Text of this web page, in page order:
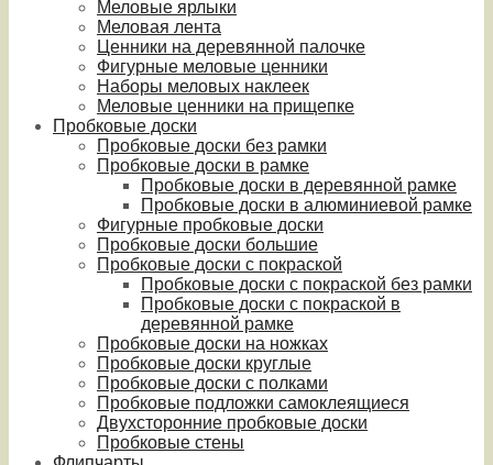
Меловые ярлыки
Меловая лента
Ценники на деревянной палочке
Фигурные меловые ценники
Наборы меловых наклеек
Меловые ценники на прищепке
Пробковые доски
Пробковые доски без рамки
Пробковые доски в рамке
Пробковые доски в деревянной рамке
Пробковые доски в алюминиевой рамке
Фигурные пробковые доски
Пробковые доски большие
Пробковые доски с покраской
Пробковые доски с покраской без рамки
Пробковые доски с покраской в
деревянной рамке
Пробковые доски на ножках
Пробковые доски круглые
Пробковые доски с полками
Пробковые подложки самоклеящиеся
Двухсторонние пробковые доски
Пробковые стены